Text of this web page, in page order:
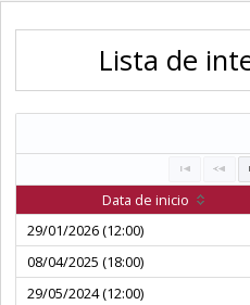
Lista de
Data de inicio
29/01/2026 (12:00)
08/04/2025 (18:00)
29/05/2024 (12:00)